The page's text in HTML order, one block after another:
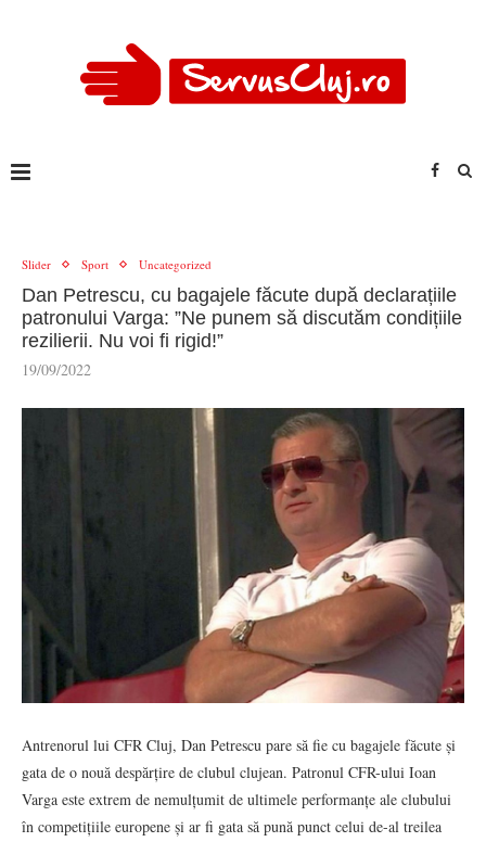
Slider Sport Uncategorized
Dan Petrescu, cu bagajele făcute după declarațiile
patronului Varga: ”Ne punem să discutăm condițiile
rezilierii. Nu voi fi rigid!”
19/09/2022
Antrenorul lui CFR Cluj, Dan Petrescu pare să fie cu bagajele făcute și
gata de o nouă despărțire de clubul clujean. Patronul CFR-ului Ioan
Varga este extrem de nemulțumit de ultimele performanțe ale clubului
în competițiile europene și ar fi gata să pună punct celui de-al treilea